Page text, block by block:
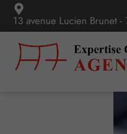
13 avenue Lucien Brunet -